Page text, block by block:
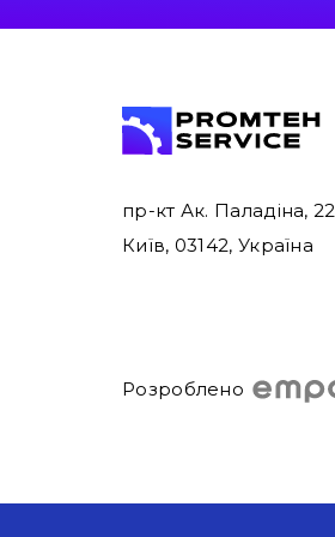
пр-кт Ак. Паладіна, 22
Київ, 03142, Україна
Розроблено